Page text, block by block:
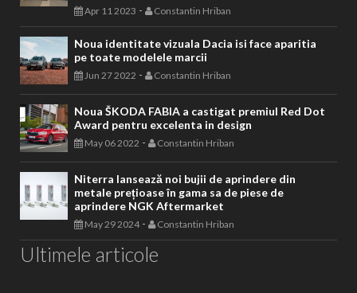
Apr 11 2023 - Constantin Hriban
Noua identitate vizuala Dacia isi face aparitia
pe toate modelele marcii
Jun 27 2022 - Constantin Hriban
Noua ŠKODA FABIA a castigat premiul Red Dot
Award pentru excelenta in design
May 06 2022 - Constantin Hriban
Niterra lansează noi bujii de aprindere din
metale prețioase în gama sa de piese de
aprindere NGK Aftermarket
May 29 2024- Constantin Hriban
Ultimele articole